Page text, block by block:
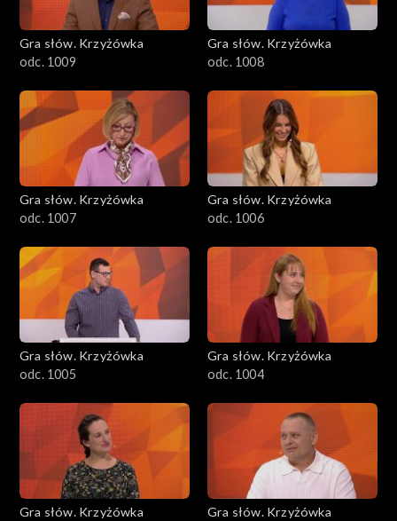
Gra słów. Krzyżówka
odc. 1009
Gra słów. Krzyżówka
odc. 1008
Gra słów. Krzyżówka
odc. 1007
Gra słów. Krzyżówka
odc. 1006
Gra słów. Krzyżówka
odc. 1005
Gra słów. Krzyżówka
odc. 1004
Gra słów. Krzyżówka
Gra słów. Krzyżówka